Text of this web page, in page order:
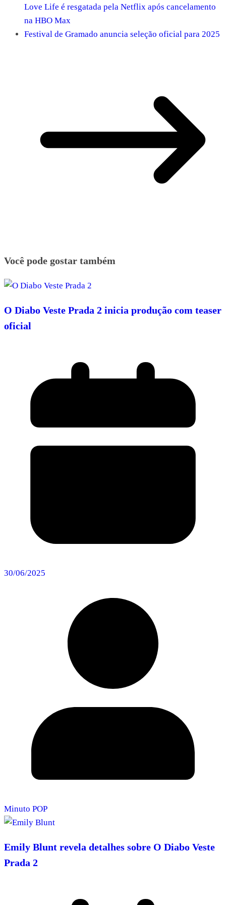
Love Life é resgatada pela Netflix após cancelamento
na HBO Max
Festival de Gramado anuncia seleção oficial para 2025
Você pode gostar também
O Diabo Veste Prada 2 inicia produção com teaser
oficial
30/06/2025
Minuto POP
Emily Blunt revela detalhes sobre O Diabo Veste
Prada 2